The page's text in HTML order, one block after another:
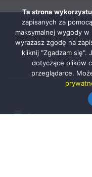
Ta strona
zapisanych za
maksymalnej wygody
wyrażasz zgodę na
kliknij "Zgadzam się".
dotyczące plików
przeglądarce.